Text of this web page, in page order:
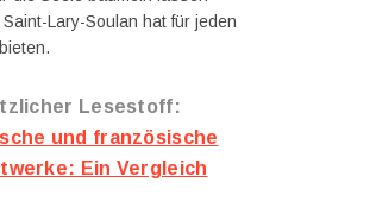
Lary-Soulan hat für jeden
Lesestoff:
und französische
Ein Vergleich